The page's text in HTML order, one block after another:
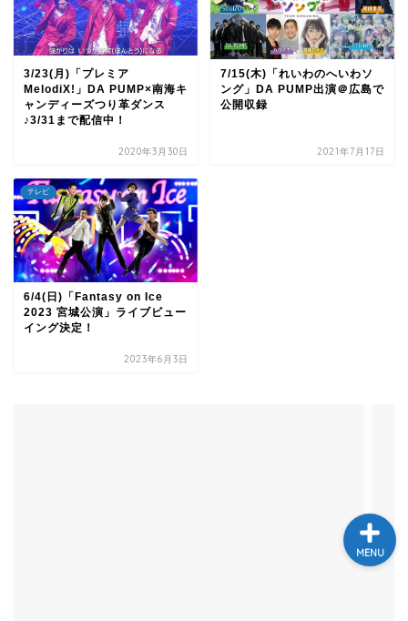
3/23(月)「プレミア
MelodiX!」DA PUMP×南海キ
ャンディーズつり革ダンス
♪3/31まで配信中！
2020年3月30日
7/15(木)「れいわのへいわソ
ング」DA PUMP出演＠広島で
公開収録
2021年7月17日
テレビ
6/4(日)「Fantasy on Ice
2023 宮城公演」ライブビュー
イング決定！
2023年6月3日
MENU
～DA PUMP YORIの晴れ